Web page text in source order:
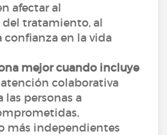
afectar al
tratamiento, al
confianza en la vida
mejor cuando incluye
atención colaborativa
las personas a
más independientes